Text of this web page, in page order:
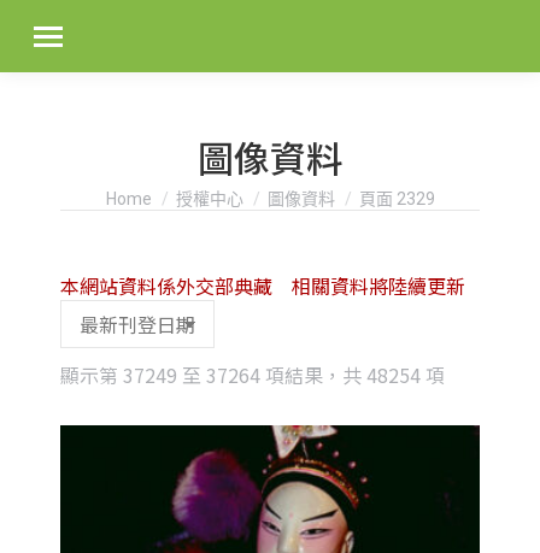
圖像資料
You are here:
Home 授權中心 圖像資料 頁面 2329
顯示第 37249 至 37264 項結果，共 48254 項
latest
本網站資料係外交部典藏 相關資料將陸續更新